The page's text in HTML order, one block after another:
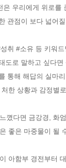
우리에게 위로
관점이 보다 넓어
취 #소유 등 키워
도로 말하고 싶다
통해 해답의 실마
한 상황과 감정별
꼈다면 금강경,
좋은 마중물이 될
아함부 경전부터